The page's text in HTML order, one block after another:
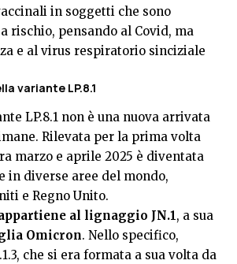
in soggetti che sono
rischio, pensando al Covid, ma
e al virus respiratorio sinciziale
variante LP.8.1
LP.8.1 non è una nuova arrivata
Rilevata per la prima volta
marzo e aprile 2025 è diventata
in diverse aree del mondo,
e Regno Unito.
al lignaggio JN.1, a sua
Omicron. Nello specifico,
che si era formata a sua volta da